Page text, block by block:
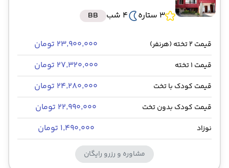
3 ستاره
4 شب BB
قیمت 2 تخته (هرنفر) ۲۳٬۹۰۰٬۰۰۰ تومان
قیمت 1 تخته ۲۷٬۳۲۰٬۰۰۰ تومان
قیمت کودک با تخت ۲۴٬۲۸۰٬۰۰۰ تومان
قیمت کودک بدون تخت ۲۲٬۹۹۰٬۰۰۰ تومان
نوزاد ۱٬۴۹۰٬۰۰۰ تومان
مشاوره و رزرو رایگان